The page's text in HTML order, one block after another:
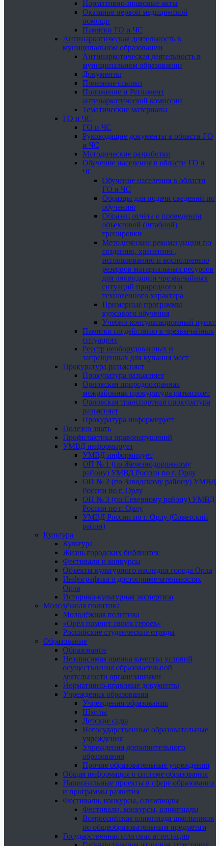
Нормативно-правовые акты
Оказание первой медицинской
помощи
Памятки ГО и ЧС
Антинаркотическая деятельность в
муниципальном образовании
Антинаркотическая деятельность в
муниципальном образовании
Документы
Полезные ссылки
Положение и Регламент
антинаркотической комиссии
Тематические материалы
ГО и ЧС
ГО и ЧС
Руководящие документы в области ГО
и ЧС
Методические разработки
Обучение населения в области ГО и
ЧС
Обучение населения в области
ГО и ЧС
Образцы для подачи сведений по
обучению
Образец отчёта о проведении
объектовой (штабной)
тренировки
Методические рекомендации по
созданию, хранению ,
использованию и восполнению
резервов материальных ресурсов
для ликвидации чрезвычайных
ситуаций природного и
техногенного характера
Примерные программы
курсового обучения
Учебно-консультационный пункт
Памятки по действию в чрезвычайных
ситуациях
Реестр необорудованных и
запрещенных для купания мест
Прокуратура разъясняет
Прокуратура разъясняет
Орловская природоохранная
межрайонная прокуратура разъясняет
Орловская транспортная прокуратура
разъясняет
Прокуратура информирует
Полезно знать
Профилактика правонарушений
УМВД информирует
УМВД информирует
ОП № 1 (по Железнодорожному
району) УМВД России по г. Орлу
ОП № 2 (по Заводскому району) УМВД
России по г. Орлу
ОП № 3 (по Северному району) УМВД
России по г. Орлу
УМВД России по г. Орлу (Советский
район)
Культура
Культура
Жизнь городских библиотек
Фестивали и конкурсы
Объекты культурного наследия города Орла
Инфографика о достопримечательностях
Орла
Историко-культурная экспертиза
Молодёжная политика
Молодёжная политика
«Орёл помнит своих героев»
Российские студенческие отряды
Образование
Образование
Независимая оценка качества условий
осуществления образовательной
деятельности организациями
Нормативно-правовые документы
Учреждения образования
Учреждения образования
Школы
Детские сады
Негосударственные образовательные
учреждения
Учреждения дополнительного
образования
Прочие образовательные учреждения
Общая информация о системе образования
Национальные проекты в сфере образования
и программы развития
Фестивали, конкурсы, олимпиады
Фестивали, конкурсы, олимпиады
Всероссийская олимпиада школьников
по общеобразовательным предметам
Государственная итоговая аттестация